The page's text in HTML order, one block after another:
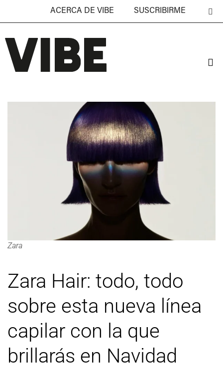
ACERCA DE VIBE SUSCRIBIRME
Zara
Zara Hair: todo, todo
sobre esta nueva línea
capilar con la que
brillarás en Navidad